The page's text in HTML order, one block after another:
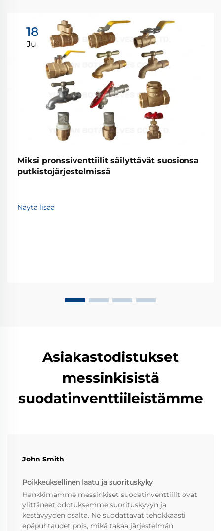
18
Jul
Miksi pronssiventtiilit säilyttävät suosionsa
putkistojärjestelmissä
Näytä lisää
Asiakastodistukset
messinkisistä
suodatinventtiileistämme
John Smith
Poikkeuksellinen laatu ja suorituskyky
Hankkimamme messinkiset suodatinventtiilit ovat
ylittäneet odotuksemme suorituskyvyn ja
kestävyyden osalta. Ne suodattavat tehokkaasti
epäpuhtaudet pois, mikä takaa järjestelmän